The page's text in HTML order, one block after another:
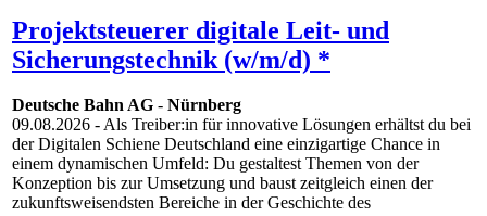
Projektsteuerer digitale Leit- und
Sicherungstechnik (w/m/d) *
Deutsche Bahn AG - Nürnberg
09.08.2026 - Als Treiber:in für innovative Lösungen erhältst du bei
der Digitalen Schiene Deutschland eine einzigartige Chance in
einem dynamischen Umfeld: Du gestaltest Themen von der
Konzeption bis zur Umsetzung und baust zeitgleich einen der
zukunftsweisendsten Bereiche in der Geschichte des